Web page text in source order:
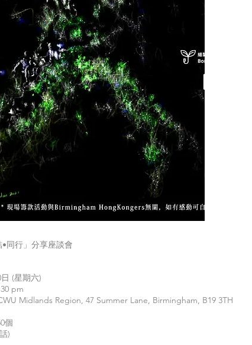
同行」分享座談會
(星期六)
pm
Midlands Region, 47 Summer Lane, Birmingham, B19 3TH
個
)